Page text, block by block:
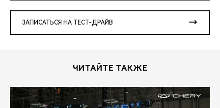
ЗАПИСАТЬСЯ НА ТЕСТ-ДРАЙВ
ЧИТАЙТЕ ТАКЖЕ